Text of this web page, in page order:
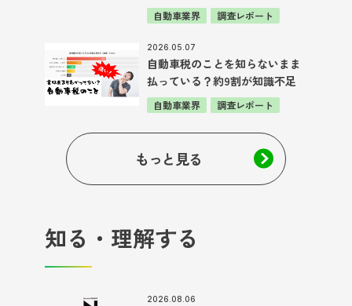
自動車業界 調査レポート
2026.05.07
自動車税のことを知らないまま
払っている？約9割が知識不足
自動車業界 調査レポート
もっと見る
知る・理解する
2026.08.06